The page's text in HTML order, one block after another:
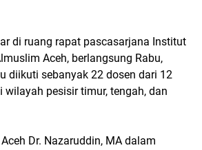
di ruang rapat pascasarjana Institut
Aceh, berlangsung Rabu,
diikuti sebanyak 22 dosen dari 12
wilayah pesisir timur, tengah, dan
Dr. Nazaruddin, MA dalam